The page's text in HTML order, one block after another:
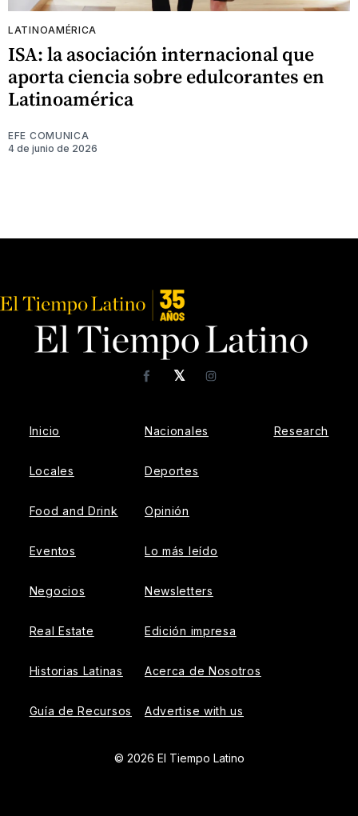
LATINOAMÉRICA
ISA: la asociación internacional que
aporta ciencia sobre edulcorantes en
Latinoamérica
EFE COMUNICA
4 de junio de 2026
𝕏
FacebookInstagram
Inicio
Locales
Food and Drink
Eventos
Negocios
Real Estate
Historias Latinas
Guía de Recursos
Nacionales
Deportes
Opinión
Lo más leído
Newsletters
Edición impresa
Acerca de Nosotros
Advertise with us
Research
© 2026 El Tiempo Latino